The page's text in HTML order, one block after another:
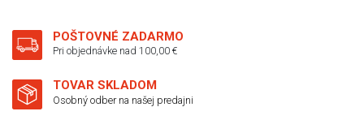
POŠTOVNÉ ZADARMO
Pri objednávke nad 100,00 €
TOVAR SKLADOM
Osobný odber na našej predajni